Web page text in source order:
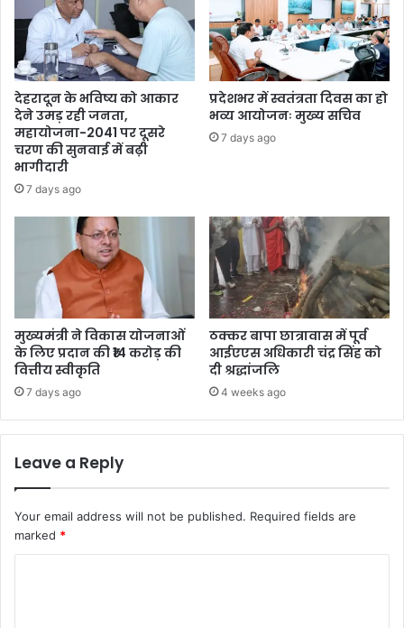
देहरादून के भविष्य को आकार
देने उमड़ रही जनता,
महायोजना-2041 पर दूसरे
चरण की सुनवाई में बढ़ी
भागीदारी
7 days ago
प्रदेशभर में स्वतंत्रता दिवस का हो
भव्य आयोजनः मुख्य सचिव
7 days ago
मुख्यमंत्री ने विकास योजनाओं
के लिए प्रदान की ₹14 करोड़ की
वित्तीय स्वीकृति
7 days ago
ठक्कर बापा छात्रावास में पूर्व
आईएएस अधिकारी चंद्र सिंह को
दी श्रद्धांजलि
4 weeks ago
Leave a Reply
Your email address will not be published. Required fields are
marked *